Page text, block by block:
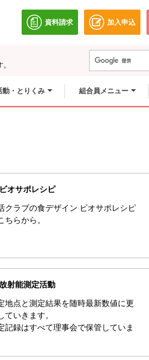
資料請求
別のウィンドウで開きます。
加入申込
別のウィ
動・とりくみ 組合員メニュー
ビオサポレシピ
クラブの食デザイン ビオサポレシピ
ちらから。
放射能測定活動
地点と測定結果を随時最新数値に更
ていきます。
記録はすべて理事会で保管していま